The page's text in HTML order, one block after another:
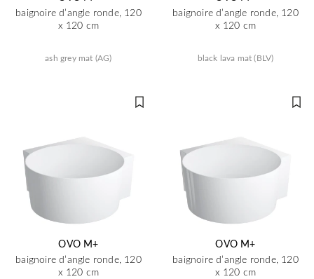
baignoire d’angle ronde, 120
x 120 cm
ash grey mat (AG)
baignoire d’angle ronde, 120
x 120 cm
black lava mat (BLV)
OVO M+
baignoire d’angle ronde, 120
x 120 cm
OVO M+
baignoire d’angle ronde, 120
x 120 cm